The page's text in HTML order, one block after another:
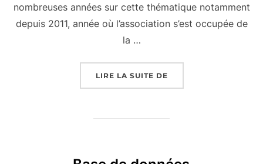
nombreuses années sur cette thématique notamment
depuis 2011, année où l’association s’est occupée de
la …
LIRE LA SUITE DE« ECONOMIE SOCIALE